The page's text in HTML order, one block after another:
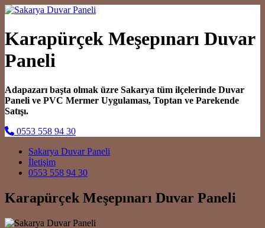
Karapürçek Meşepınarı Duvar
Paneli
Adapazarı başta olmak üzre Sakarya tüm ilçelerinde Duvar
Paneli ve PVC Mermer Uygulaması, Toptan ve Parekende
Satışı.
0553 558 94 30
Main Navigation
Sakarya Duvar Paneli
İletişim
0553 558 94 30
Karapürçek Meşepınarı Duvar Paneli